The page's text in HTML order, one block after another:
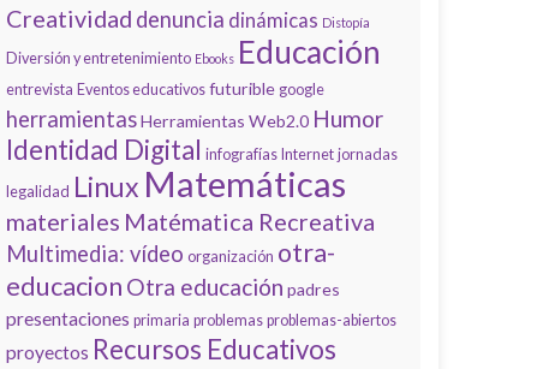
Creatividad denuncia dinámicas Distopía
Diversión y entretenimiento Ebooks Educación
entrevista Eventos educativos futurible google
herramientasHerramientas Web2.0 Humor
Identidad Digital infografías Internet jornadas
legalidad Linux Matemáticas
materiales Matématica Recreativa
Multimedia: vídeo organización otra-
educacion Otra educación padres
presentaciones primaria problemas problemas-abiertos
proyectos Recursos Educativos